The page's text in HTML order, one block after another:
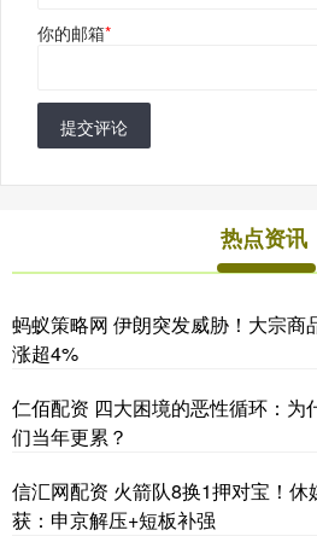
你的邮箱*
提交评论
热点资讯
蚂蚁策略网 伊朗突发威胁！大宗商
涨超4%
仁佰配资 四大困境的恶性循环：为
们当年更累？
信汇网配资 火箭队8换1押对宝！休
获：申京解压+短板补强